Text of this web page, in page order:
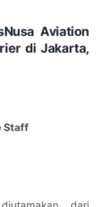
Aviation
di Jakarta,
Staff